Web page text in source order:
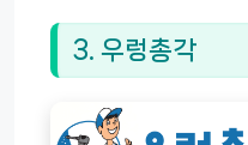
3. 우렁총각